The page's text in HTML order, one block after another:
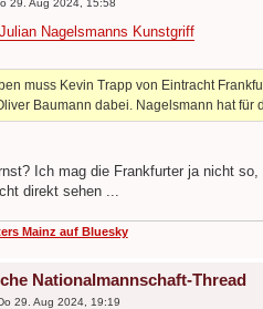
Nagelsmanns Kunstgriff
muss Kevin Trapp von Eintracht
Baumann dabei. Nagelsmann hat
Ich mag die Frankfurter ja nicht
direkt sehen ...
Mainz auf Bluesky
Nationalmannschaft-Thread
29. Aug 2024, 19:19